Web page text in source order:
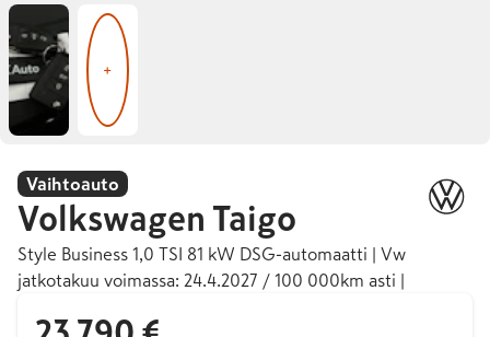
+
Vaihtoauto
Volkswagen Taigo
Style Business 1,0 TSI 81 kW DSG-automaatti | Vw
jatkotakuu voimassa: 24.4.2027 / 100 000km asti |